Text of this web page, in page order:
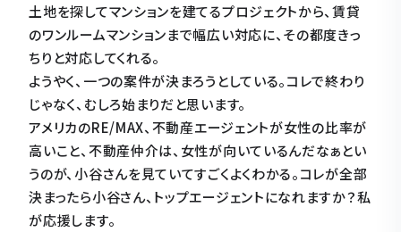
土地を探してマンションを建てるプロジェクトから、賃貸
のワンルームマンションまで幅広い対応に、その都度きっ
ちりと対応してくれる。
ようやく、一つの案件が決まろうとしている。コレで終わり
じゃなく、むしろ始まりだと思います。
アメリカのRE/MAX、不動産エージェントが女性の比率が
高いこと、不動産仲介は、女性が向いているんだなぁとい
うのが、小谷さんを見ていてすごくよくわかる。コレが全部
決まったら小谷さん、トップエージェントになれますか？私
が応援します。